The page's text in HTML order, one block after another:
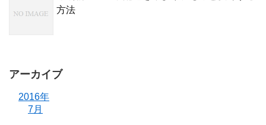
方法
アーカイブ
2016年
7月